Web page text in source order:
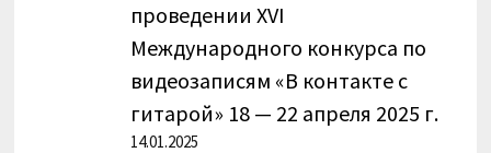
проведении XVI
Международного конкурса по
видеозаписям «В контакте с
гитарой» 18 — 22 апреля 2025 г.
14.01.2025